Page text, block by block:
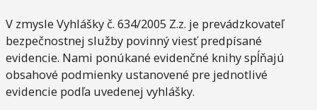
V zmysle Vyhlášky č. 634/2005 Z.z. je prevádzkovateľ
bezpečnostnej služby povinný viesť predpísané
evidencie. Nami ponúkané evidenčné knihy spĺňajú
obsahové podmienky ustanovené pre jednotlivé
evidencie podľa uvedenej vyhlášky.